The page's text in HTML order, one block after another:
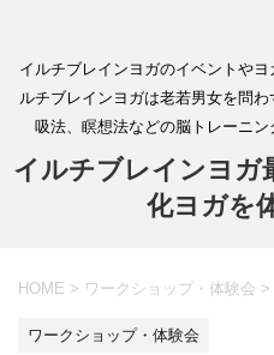
イルチブレインヨガのイベントや
ルチブレインヨガは老若男女を問
吸法、瞑想法などの脳トレーニン
イルチブレインヨガ
化ヨガを
HOME > ワークショップ・体験会 >
ワークショップ・体験会